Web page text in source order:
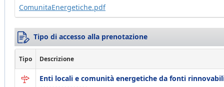
ComunitaEnergetiche.pdf
Tipo di accesso alla prenotazione
Tipo Descrizione
Enti locali e comunità energetiche da fonti